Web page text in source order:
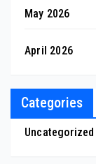
May 2026
April 2026
Categories
Uncategorized